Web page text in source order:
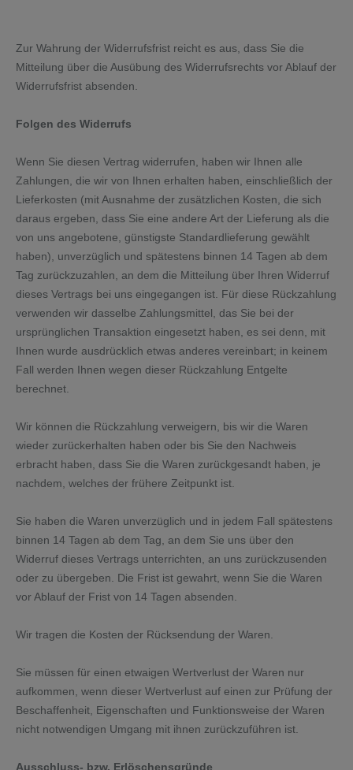
Zur Wahrung der Widerrufsfrist reicht es aus, dass Sie die
Mitteilung über die Ausübung des Widerrufsrechts vor Ablauf der
Widerrufsfrist absenden.
Folgen des Widerrufs
Wenn Sie diesen Vertrag widerrufen, haben wir Ihnen alle
Zahlungen, die wir von Ihnen erhalten haben, einschließlich der
Lieferkosten (mit Ausnahme der zusätzlichen Kosten, die sich
daraus ergeben, dass Sie eine andere Art der Lieferung als die
von uns angebotene, günstigste Standardlieferung gewählt
haben), unverzüglich und spätestens binnen 14 Tagen ab dem
Tag zurückzuzahlen, an dem die Mitteilung über Ihren Widerruf
dieses Vertrags bei uns eingegangen ist. Für diese Rückzahlung
verwenden wir dasselbe Zahlungsmittel, das Sie bei der
ursprünglichen Transaktion eingesetzt haben, es sei denn, mit
Ihnen wurde ausdrücklich etwas anderes vereinbart; in keinem
Fall werden Ihnen wegen dieser Rückzahlung Entgelte
berechnet.
Wir können die Rückzahlung verweigern, bis wir die Waren
wieder zurückerhalten haben oder bis Sie den Nachweis
erbracht haben, dass Sie die Waren zurückgesandt haben, je
nachdem, welches der frühere Zeitpunkt ist.
Sie haben die Waren unverzüglich und in jedem Fall spätestens
binnen 14 Tagen ab dem Tag, an dem Sie uns über den
Widerruf dieses Vertrags unterrichten, an uns zurückzusenden
oder zu übergeben. Die Frist ist gewahrt, wenn Sie die Waren
vor Ablauf der Frist von 14 Tagen absenden.
Wir tragen die Kosten der Rücksendung der Waren.
Sie müssen für einen etwaigen Wertverlust der Waren nur
aufkommen, wenn dieser Wertverlust auf einen zur Prüfung der
Beschaffenheit, Eigenschaften und Funktionsweise der Waren
nicht notwendigen Umgang mit ihnen zurückzuführen ist.
Ausschluss- bzw. Erlöschensgründe